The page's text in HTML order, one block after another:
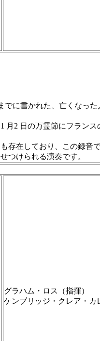
でに書かれた、亡くなっ
2 日の万霊節にフランス
存在しており、この録音
つけられる演奏です。
グラハム・ロス（指揮）
ケンブリッジ・クレア・カ